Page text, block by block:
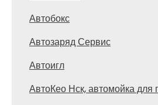
Автобокс
Автозаряд Сервис
Автоигл
АвтоКео Нск, автомойка для